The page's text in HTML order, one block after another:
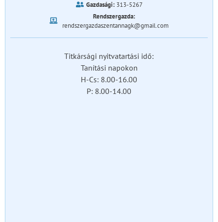
Gazdasági:313-5267
Rendszergazda:
rendszergazdaszentannagk@gmail.com
Titkársági nyitvatartási idő:
Tanítási napokon
H-Cs: 8.00-16.00
P: 8.00-14.00